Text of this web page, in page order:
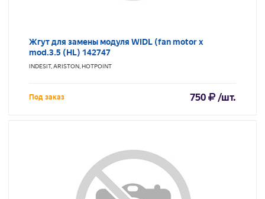
Жгут для замены модуля WIDL (fan motor х
mod.3.5 (HL) 142747
INDESIT, ARISTON, HOTPOINT
Под заказ 750 /шт.